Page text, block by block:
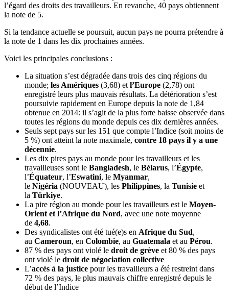
l’égard des droits des travailleurs. En revanche, 40 pays obtiennent
la note de 5.
Si la tendance actuelle se poursuit, aucun pays ne pourra prétendre à
la note de 1 dans les dix prochaines années.
Voici les principales conclusions :
La situation s’est dégradée dans trois des cinq régions du
monde; les Amériques (3,68) et l’Europe (2,78) ont
enregistré leurs plus mauvais résultats. La détérioration s’est
poursuivie rapidement en Europe depuis la note de 1,84
obtenue en 2014: il s’agit de la plus forte baisse observée dans
toutes les régions du monde depuis ces dix dernières années.
Seuls sept pays sur les 151 que compte l’Indice (soit moins de
5 %) ont atteint la note maximale, contre 18 pays il y a une
décennie.
Les dix pires pays au monde pour les travailleurs et les
travailleuses sont le Bangladesh, le Bélarus, l’Égypte,
l’Équateur, l’Eswatini, le Myanmar,
le Nigéria (NOUVEAU), les Philippines, la Tunisie et
la Türkiye.
La pire région au monde pour les travailleurs est le Moyen-
Orient et l’Afrique du Nord, avec une note moyenne
de 4,68.
Des syndicalistes ont été tué(e)s en Afrique du Sud,
au Cameroun, en Colombie, au Guatemala et au Pérou.
87 % des pays ont violé le droit de grève et 80 % des pays
ont violé le droit de négociation collective
L’accès à la justice pour les travailleurs a été restreint dans
72 % des pays, le plus mauvais chiffre enregistré depuis le
début de l’Indice